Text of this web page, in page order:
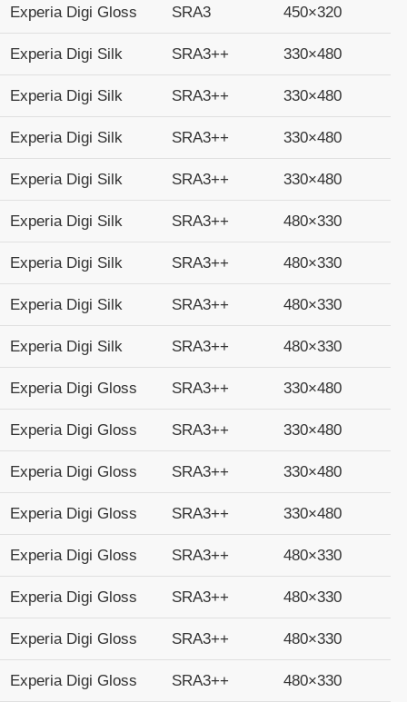
Experia Digi Gloss SRA3 450×320
Experia Digi Silk SRA3++ 330×480
Experia Digi Silk SRA3++ 330×480
Experia Digi Silk SRA3++ 330×480
Experia Digi Silk SRA3++ 330×480
Experia Digi Silk SRA3++ 480×330
Experia Digi Silk SRA3++ 480×330
Experia Digi Silk SRA3++ 480×330
Experia Digi Silk SRA3++ 480×330
Experia Digi Gloss SRA3++ 330×480
Experia Digi Gloss SRA3++ 330×480
Experia Digi Gloss SRA3++ 330×480
Experia Digi Gloss SRA3++ 330×480
Experia Digi Gloss SRA3++ 480×330
Experia Digi Gloss SRA3++ 480×330
Experia Digi Gloss SRA3++ 480×330
Experia Digi Gloss SRA3++ 480×330